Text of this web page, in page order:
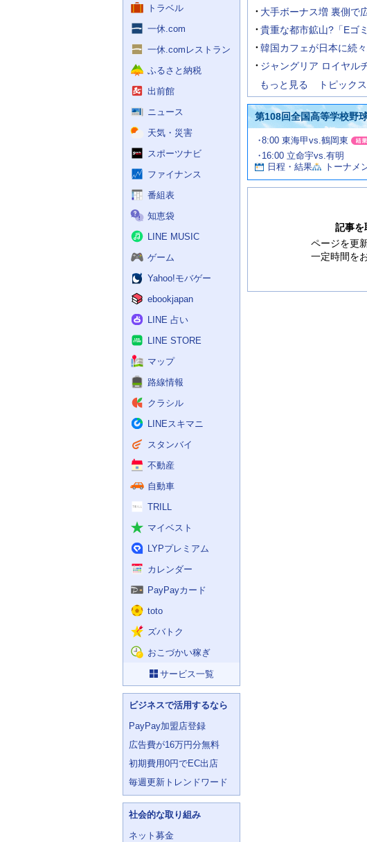
トラベル
一休.com
一休.comレストラン
ふるさと納税
出前館
ニュース
天気・災害
スポーツナビ
ファイナンス
番組表
知恵袋
LINE MUSIC
ゲーム
Yahoo!モバゲー
ebookjapan
LINE 占い
LINE STORE
マップ
路線情報
クラシル
LINEスキマニ
スタンバイ
不動産
自動車
TRILL
マイベスト
LYPプレミアム
カレンダー
PayPayカード
toto
ズバトク
おこづかい稼ぎ
サービス一覧
ビジネスで活用するなら
PayPay加盟店登録
広告費が16万円分無料
初期費用0円でEC出店
毎週更新トレンドワード
社会的な取り組み
ネット募金
大手ボーナス増 裏側で
貴重な都市鉱山?「Eゴ
韓国カフェが日本に続
ジャングリア ロイヤル
もっと見る トピック
第108回全国高等学校野
試
合
情
報
8:00 東海甲vs.鶴岡東
16:00 立命宇vs.有明
日程・結果
トーナメ
お
す
記事を
ページを更
一定時間を